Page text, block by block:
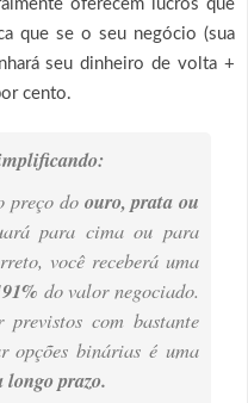
oferecem lucros que
que se o seu negócio (sua
seu dinheiro de volta +
cento.
preço do ouro, prata ou
para cima ou para
você receberá uma
do valor negociado.
previstos com bastante
opções binárias é uma
prazo.